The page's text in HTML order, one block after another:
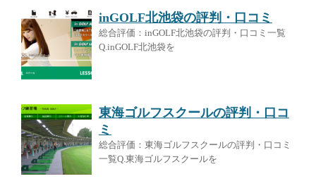
inGOLF北池袋の評判・口コミ
総合評価：inGOLF北池袋の評判・口コミ一覧
Q.inGOLF北池袋を
東海ゴルフスクールの評判・口コ
ミ
総合評価：東海ゴルフスクールの評判・口コミ
一覧Q.東海ゴルフスクールを